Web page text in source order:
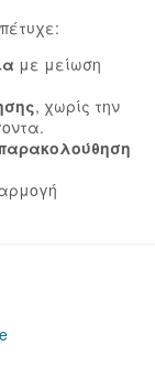
με μείωση
, χωρίς την